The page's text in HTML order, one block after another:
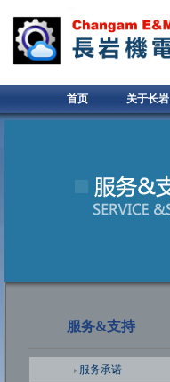
首页 关于长岩
服务&支持
服务承诺